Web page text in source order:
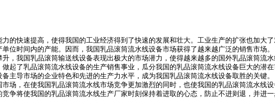
的快速提高，使得我国的工业经济得到了快速的发展和壮大。工业生产的扩张也加大
位时间内的产能。因而，我国乳品滚筒流水线设备市场获得了越来越广泛的销售市场。
，我国乳品滚筒输送线设备表现出极大的市场潜力，使得越来越多的国外乳品滚筒流
起了乳品滚筒流水线设备的生产销售事业，瓜分我国的乳品滚筒流水线设备巨大的潜
主导市场的企业特色和先进的生产力水平，成为我国乳品滚筒流水线设备取胜的关键。
场，在使我国乳品滚筒流水线市场竞争更加激烈的同时，也使我国的乳品滚筒流水线
争将使我国的乳品滚筒流水线生产厂家时刻保持着进取的心态，防止不进则退，并进